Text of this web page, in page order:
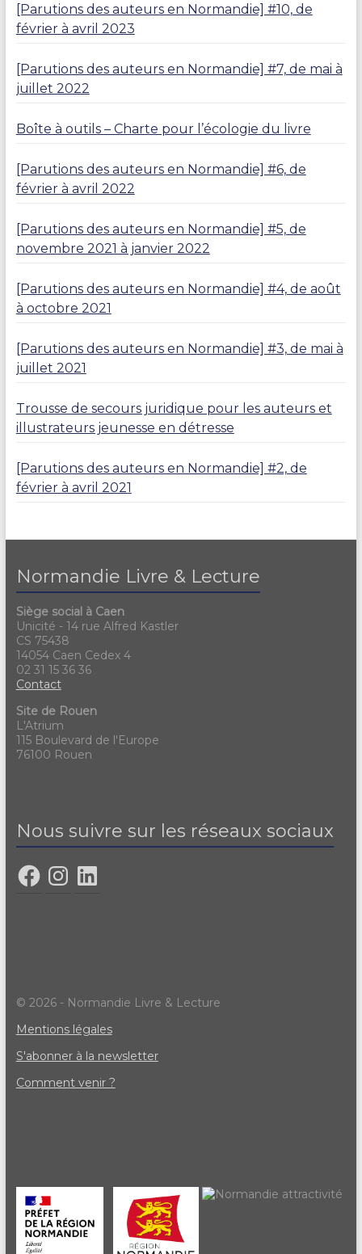
[Parutions des auteurs en Normandie] #10, de
février à avril 2023
[Parutions des auteurs en Normandie] #7, de mai à
juillet 2022
Boîte à outils – Charte pour l’écologie du livre
[Parutions des auteurs en Normandie] #6, de
février à avril 2022
[Parutions des auteurs en Normandie] #5, de
novembre 2021 à janvier 2022
[Parutions des auteurs en Normandie] #4, de août
à octobre 2021
[Parutions des auteurs en Normandie] #3, de mai à
juillet 2021
Trousse de secours juridique pour les auteurs et
illustrateurs jeunesse en détresse
[Parutions des auteurs en Normandie] #2, de
février à avril 2021
Normandie Livre & Lecture
Siège social à Caen
Unicité - 14 rue Alfred Kastler
CS 75438
14054 Caen Cedex 4
02 31 15 36 36
Contact
Site de Rouen
L'Atrium
115 Boulevard de l'Europe
76100 Rouen
Nous suivre sur les réseaux sociaux
© 2026 - Normandie Livre & Lecture
Mentions légales
S'abonner à la newsletter
Comment venir ?